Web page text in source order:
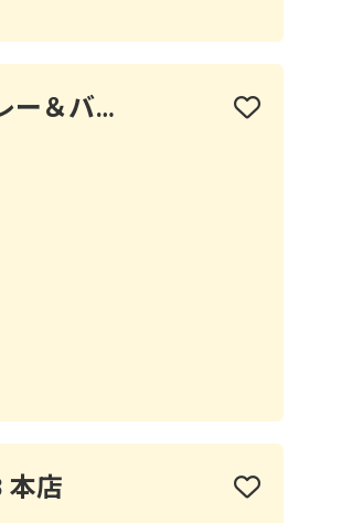
Milk Curry＆Bar Bite（ミルクカレー＆バーバイト）
本店